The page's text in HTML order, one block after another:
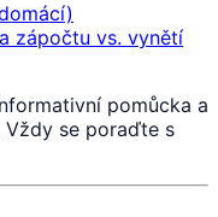
zápočtu vs. vynětí
pomůcka a
Vždy se poraďte s